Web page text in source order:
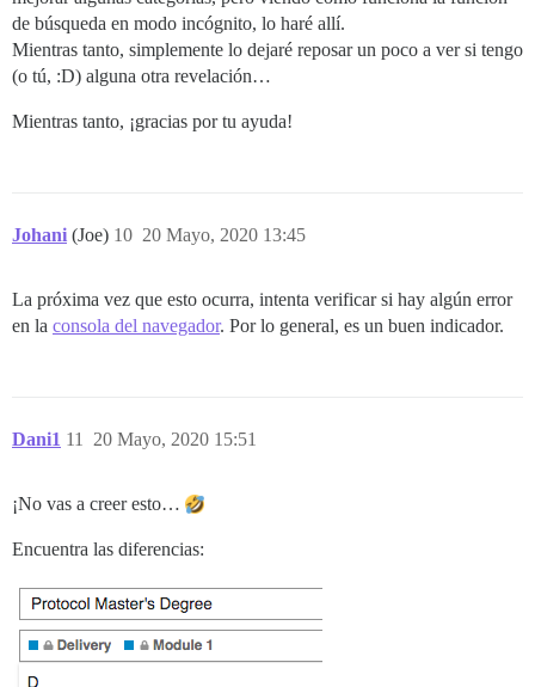
de búsqueda en modo incógnito, lo haré allí.
Mientras tanto, simplemente lo dejaré reposar un poco a ver si tengo
(o tú, :D) alguna otra revelación…
Mientras tanto, ¡gracias por tu ayuda!
Johani (Joe) 20 Mayo, 2020 13:45
10
La próxima vez que esto ocurra, intenta verificar si hay algún error
en la consola del navegador. Por lo general, es un buen indicador.
Dani1 20 Mayo, 2020 15:51
11
¡No vas a creer esto…
Encuentra las diferencias: